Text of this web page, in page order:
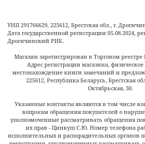
УНП 291766629, 225612, Брестская обл., г.
Дата государственной регистрации 05.08.2024,
Дрогичинский РИК.
Магазин зарегистрирован в Торговом реестре
Адрес регистрации магазина,
местонахождение книги замечаний и
225612, Республика Беларусь, Брестская
Октябрьская, 30.
Указанные контакты являются в том числе
вопросам обращения покупателей о
уполномоченные рассматривать обращения
их прав - Цинкуш С.Ю. Номер телефона
исполнительных и распорядительных органов